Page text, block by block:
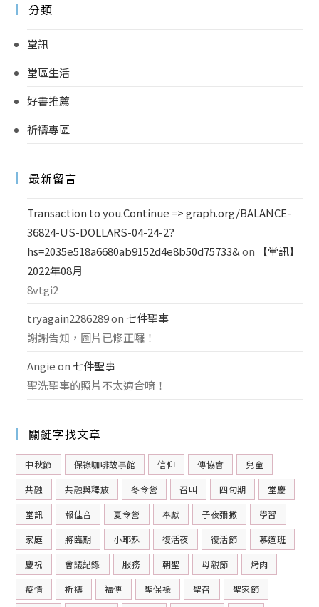
分類
堂訊
堂區生活
好書推薦
祈禱專區
最新留言
Transaction to you.Continue => graph.org/BALANCE-
36824-US-DOLLARS-04-24-2?
hs=2035e518a6680ab9152d4e8b50d75733&on
【堂訊】
2022年08月
8vtgi2
tryagain2286289on 七件聖事
謝謝告知，圖片已修正囉！
Angie on 七件聖事
聖洗聖事的照片不太適合唷！
關鍵字找文章
中秋節 保祿咖啡故事館 信仰 傳協會 兒童
共融 共融與釋放 冬令營 召叫 四旬期 堂慶
堂訊 報佳音 夏令營 奉獻 子夜彌撒 學習
家庭 將臨期 小耶穌 復活夜 復活節 慕道班
慶祝 會議記錄 服務 朝聖 母親節 烤肉
疫情 祈禱 福傳 聖保祿 聖召 聖家節